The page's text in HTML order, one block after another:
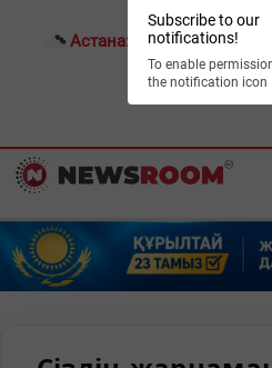
Subscribe to our
notifications!
To enable
the notification icon
Астана: 17°C Алматы: